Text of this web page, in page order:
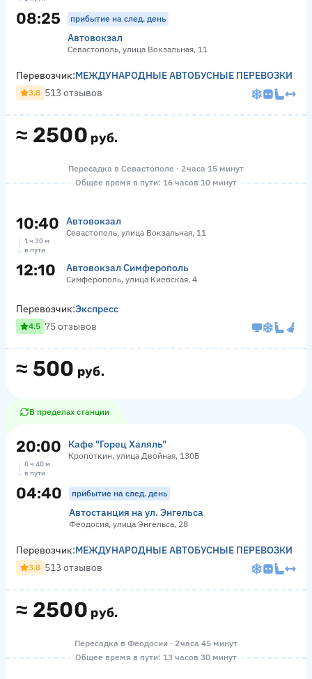
08:25 прибытие на след. день
Автовокзал
Севастополь, улица Вокзальная, 11
≈ 2500 руб.
Перевозчик:МЕЖДУНАРОДНЫЕ АВТОБУСНЫЕ ПЕРЕВОЗКИ
3.8 513 отзывов
Пересадка в Севастополе · 2 часа 15 минут
Общее время в пути: 16 часов 10 минут
10:40 Автовокзал
Севастополь, улица Вокзальная, 11
1 ч 30 м
в пути
12:10 Автовокзал Симферополь
Симферополь, улица Киевская, 4
≈ 500 руб.
Перевозчик:Экспресс
4.5 75 отзывов
В пределах станции
20:00 Кафе "Горец Халяль"
Кропоткин, улица Двойная, 130Б
8 ч 40 м
в пути
04:40 прибытие на след. день
Автостанция на ул. Энгельса
Феодосия, улица Энгельса, 28
≈ 2500 руб.
Перевозчик:МЕЖДУНАРОДНЫЕ АВТОБУСНЫЕ ПЕРЕВОЗКИ
3.8 513 отзывов
Пересадка в Феодосии · 2 часа 45 минут
Общее время в пути: 13 часов 30 минут